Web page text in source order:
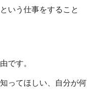
いう仕事をすること
です。
ってほしい、自分が何